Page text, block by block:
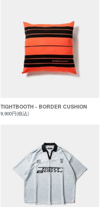
TIGHTBOOTH - BORDER CUSHION
9,900円(税込)